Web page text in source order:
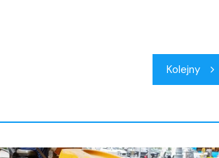
Kolejny